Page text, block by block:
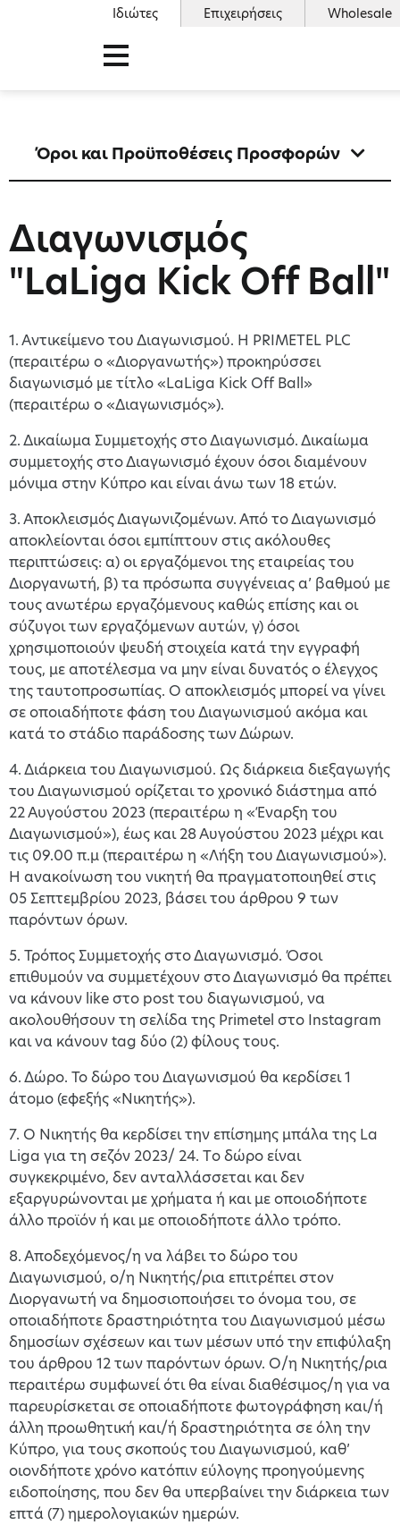
Ιδιώτες Επιχειρήσεις Wholesale
Όροι και Προϋποθέσεις Προσφορών
Διαγωνισμός
"LaLiga Kick Off Ball"
1. Αντικείμενο του Διαγωνισμού. H PRIMETEL PLC
(περαιτέρω ο «Διοργανωτής») προκηρύσσει
διαγωνισμό με τίτλο «LaLiga Kick Off Ball»
(περαιτέρω ο «Διαγωνισμός»).
2. Δικαίωμα Συμμετοχής στο Διαγωνισμό. Δικαίωμα
συμμετοχής στο Διαγωνισμό έχουν όσοι διαμένουν
μόνιμα στην Κύπρο και είναι άνω των 18 ετών.
3. Αποκλεισμός Διαγωνιζομένων. Από το Διαγωνισμό
αποκλείονται όσοι εμπίπτουν στις ακόλουθες
περιπτώσεις: α) οι εργαζόμενοι της εταιρείας του
Διοργανωτή, β) τα πρόσωπα συγγένειας α’ βαθμού με
τους ανωτέρω εργαζόμενους καθώς επίσης και οι
σύζυγοι των εργαζόμενων αυτών, γ) όσοι
χρησιμοποιούν ψευδή στοιχεία κατά την εγγραφή
τους, με αποτέλεσμα να μην είναι δυνατός ο έλεγχος
της ταυτοπροσωπίας. Ο αποκλεισμός μπορεί να γίνει
σε οποιαδήποτε φάση του Διαγωνισμού ακόμα και
κατά το στάδιο παράδοσης των Δώρων.
4. Διάρκεια του Διαγωνισμού. Ως διάρκεια διεξαγωγής
του Διαγωνισμού ορίζεται το χρονικό διάστημα από
22 Αυγούστου 2023 (περαιτέρω η «Έναρξη του
Διαγωνισμού»), έως και 28 Αυγούστου 2023 μέχρι και
τις 09.00 π.μ (περαιτέρω η «Λήξη του Διαγωνισμού»).
Η ανακοίνωση του νικητή θα πραγματοποιηθεί στις
05 Σεπτεμβρίου 2023, βάσει του άρθρου 9 των
παρόντων όρων.
5. Τρόπος Συμμετοχής στο Διαγωνισμό. Όσοι
επιθυμούν να συμμετέχουν στο Διαγωνισμό θα πρέπει
να κάνουν like στο post του διαγωνισμού, να
ακολουθήσουν τη σελίδα της Primetel στο Instagram
και να κάνουν tag δύο (2) φίλους τους.
6. Δώρο. Το δώρο του Διαγωνισμού θα κερδίσει 1
άτομο (εφεξής «Νικητής»).
7. Ο Νικητής θα κερδίσει την επίσημης μπάλα της La
Liga για τη σεζόν 2023/ 24. Τo δώρο είναι
συγκεκριμένο, δεν ανταλλάσσεται και δεν
εξαργυρώνονται με χρήματα ή και με οποιοδήποτε
άλλο προϊόν ή και με οποιοδήποτε άλλο τρόπο.
8. Αποδεχόμενος/η να λάβει το δώρο του
Διαγωνισμού, ο/η Νικητής/ρια επιτρέπει στον
Διοργανωτή να δημοσιοποιήσει το όνομα του, σε
οποιαδήποτε δραστηριότητα του Διαγωνισμού μέσω
δημοσίων σχέσεων και των μέσων υπό την επιφύλαξη
του άρθρου 12 των παρόντων όρων. Ο/η Νικητής/ρια
περαιτέρω συμφωνεί ότι θα είναι διαθέσιμος/η για να
παρευρίσκεται σε οποιαδήποτε φωτογράφηση και/ή
άλλη προωθητική και/ή δραστηριότητα σε όλη την
Κύπρο, για τους σκοπούς του Διαγωνισμού, καθ’
οιονδήποτε χρόνο κατόπιν εύλογης προηγούμενης
ειδοποίησης, που δεν θα υπερβαίνει την διάρκεια των
επτά (7) ημερολογιακών ημερών.